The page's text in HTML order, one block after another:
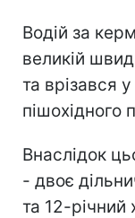
Водій за
великій
та врізався
пішохідного
Внаслідок
- двоє
та 12-річний